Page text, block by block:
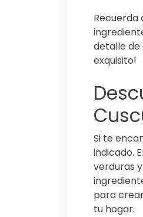
Recuerda
detalle de
exquisito!
Si te
indicado.
verduras
para
tu hogar.